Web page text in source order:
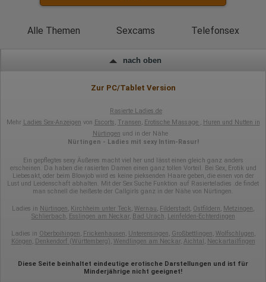
Alle Themen Sexcams Telefonsex
nach oben
Zur PC/Tablet Version
Rasierte Ladies.de
Mehr Ladies Sex-Anzeigen von Escorts, Transen, Erotische Massage , Huren und Nutten in
Nürtingen und in der Nähe
Nürtingen - Ladies mit sexy Intim-Rasur!
Ein gepflegtes sexy Äußeres macht viel her und lässt einen gleich ganz anders
erscheinen. Da haben die rasierten Damen einen ganz tollen Vorteil. Bei Sex, Erotik und
Liebesakt, oder beim Blowjob wird es keine pieksenden Haare geben, die einen von der
Lust und Leidenschaft abhalten. Mit der Sex Suche Funktion auf Rasierteladies .de findet
man schnell die heißeste der Callgirls ganz in der Nähe von Nürtingen.
Ladies in Nürtingen, Kirchheim unter Teck, Wernau, Filderstadt, Ostfildern, Metzingen,
Schlierbach, Esslingen am Neckar, Bad Urach, Leinfelden-Echterdingen
Ladies in Oberboihingen, Frickenhausen, Unterensingen, Großbettlingen, Wolfschlugen,
Köngen, Denkendorf (Württemberg), Wendlingen am Neckar, Aichtal, Neckartailfingen
Diese Seite beinhaltet eindeutige erotische Darstellungen und ist für
Minderjährige nicht geeignet!